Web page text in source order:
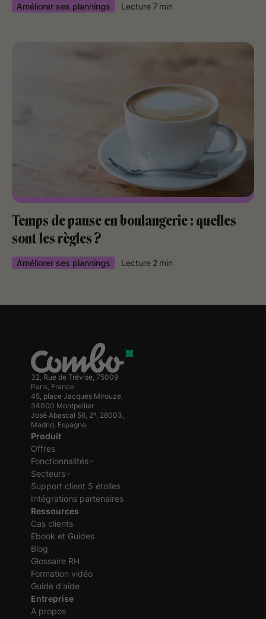
Améliorer ses plannings Lecture7 min
Temps de pause en boulangerie : quelles
sont les règles ?
Améliorer ses plannings Lecture 2 min
32, Rue de Trévise, 75009
Paris, France
45, place Jacques Mirouze,
34000 Montpellier
José Abascal 56, 2º, 28003,
Madrid, Espagne
Produit
Offres
Fonctionnalités
Secteurs
Support client 5 étoiles
Intégrations partenaires
Ressources
Cas clients
Ebook et Guides
Blog
Glossaire RH
Formation vidéo
Guide d'aide
Entreprise
A propos